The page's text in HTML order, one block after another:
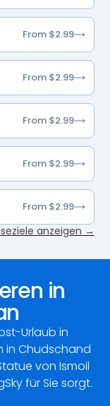
From $2.99
From $2.99
From $2.99
From $2.99
From $2.99
anzeigen →
in
Urlaub in
in Chudschand
von Ismoil
für Sie sorgt.